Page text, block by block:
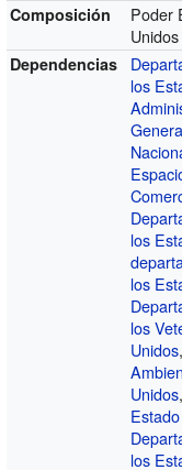
Composición
Poder
Unidos
Dependencias
los
los
los
los
Unidos
Unidos,
los